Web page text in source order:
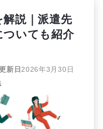
説｜派遣先
ついても紹介
新日 2026年3月30日